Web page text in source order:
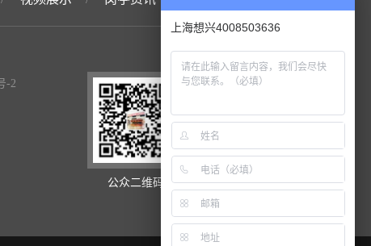
-2
公众二维码 手机网站二维码
上海想兴4008503636